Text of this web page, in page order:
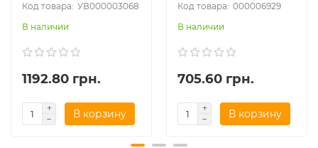
УВ000003068
В наличии
1192.80 грн.
В корзину
000006929
В наличии
705.60 грн.
В корзину